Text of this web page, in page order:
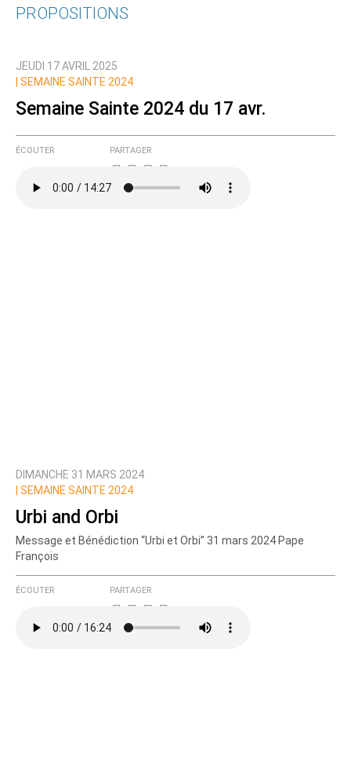
Nom
Courriel (non publié)
Prévenez-moi de tous les nouveaux commentaires
PROPOSITIONS
JEUDI 17 AVRIL 2025
SEMAINE SAINTE 2024
Semaine Sainte 2024 du 17 avr.
ÉCOUTER PARTAGER
DIMANCHE 31 MARS 2024
SEMAINE SAINTE 2024
Urbi and Orbi
Message et Bénédiction “Urbi et Orbi” 31 mars 2024 Pape
François
ÉCOUTER PARTAGER